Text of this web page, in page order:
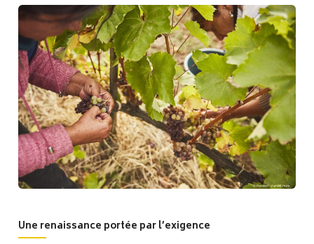
Une renaissance portée par l’exigence